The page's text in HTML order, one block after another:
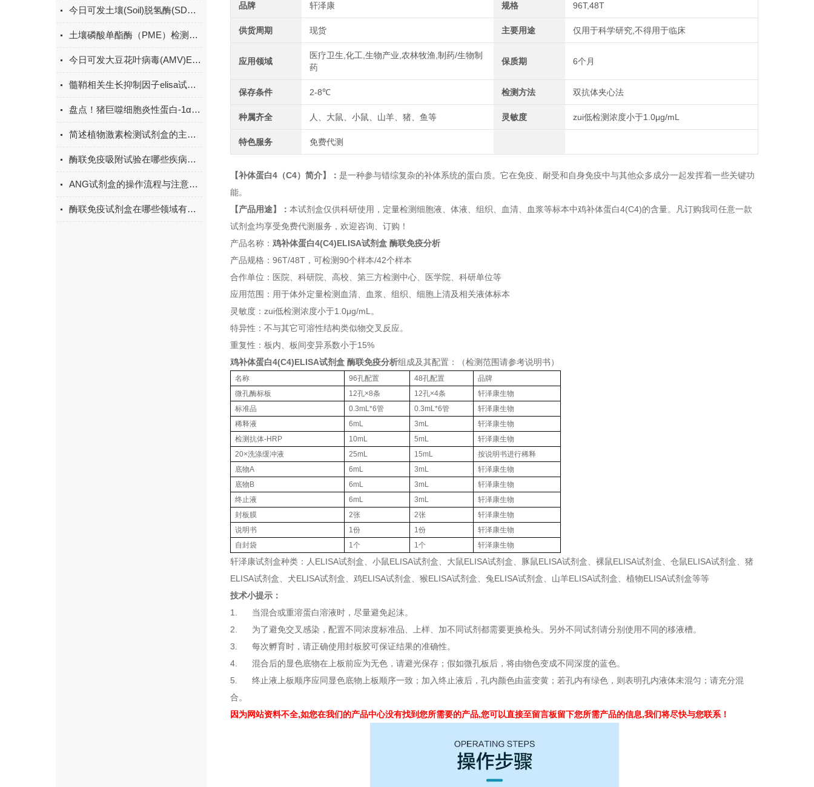
今日可发土壤(Soil)脱氢酶(SDHA)ELISA检测试剂盒＠科研
土壤磷酸单酯酶（PME）检测试剂盒现货
今日可发大豆花叶病毒(AMV)ELISA试剂盒＠科研
髓鞘相关生长抑制因子elisa试剂盒原理
盘点！猪巨噬细胞炎性蛋白-1α(MIP-1α)elisa试剂盒应用详解
简述植物激素检测试剂盒的主要用途
酶联免疫吸附试验在哪些疾病诊断中具有重要的应用价值？
ANG试剂盒的操作流程与注意事项
酶联免疫试剂盒在哪些领域有广泛应用？
品牌 轩泽康 规格 96T,48T
供货周期 现货 主要用途 仅用于科学研究,不得用于临床
应用领域
医疗卫生,化工,生物产业,农林牧渔,制药/生物制
药
保质期 6个月
保存条件 2-8℃ 检测方法 双抗体夹心法
种属齐全 人、大鼠、小鼠、山羊、猪、鱼等 灵敏度 zui低检测浓度小于1.0μg/mL
特色服务 免费代测
【补体蛋白4（C4）简介】： 是一种参与错综复杂的补体系统的蛋白质。它在免疫、耐受和自身免疫中与其他众多成分一起发挥着一些关键功
能。
【产品用途】： 本试剂盒仅供科研使用，定量检测细胞液、体液、组织、血清、血浆等标本中鸡补体蛋白4(C4)的含量。凡订购我司任意一款
试剂盒均享受免费代测服务，欢迎咨询、订购！
产品名称： 鸡补体蛋白4(C4)ELISA试剂盒 酶联免疫分析
产品规格：96T/48T，可检测90个样本/42个样本
合作单位：医院、科研院、高校、第三方检测中心、医学院、科研单位等
应用范围：用于体外定量检测血清、血浆、组织、细胞上清及相关液体标本
灵敏度：zui低检测浓度小于1.0μg/mL。
特异性：不与其它可溶性结构类似物交叉反应。
重复性：板内、板间变异系数小于15%
鸡补体蛋白4(C4)ELISA试剂盒 酶联免疫分析组成及其配置：（检测范围请参考说明书）
名称 96孔配置 48孔配置
品牌
微孔酶标板
12孔×8条 12孔×4条
轩泽康生物
标准品
0.3mL*6管 0.3mL*6管
轩泽康生物
稀释液
6mL 3mL
轩泽康生物
检测抗体-HRP
10mL 5mL
轩泽康生物
20×洗涤缓冲液
25mL 15mL
按说明书进行稀释
底物A
6mL 3mL
轩泽康生物
底物B
6mL 3mL
轩泽康生物
终止液
6mL 3mL
轩泽康生物
封板膜
2张 2张
轩泽康生物
说明书
1份 1份
轩泽康生物
自封袋
1个 1个 轩泽康生物
轩泽康试剂盒种类：人ELISA试剂盒、小鼠ELISA试剂盒、大鼠ELISA试剂盒、豚鼠ELISA试剂盒、裸鼠ELISA试剂盒、仓鼠ELISA试剂盒、猪
ELISA试剂盒、犬ELISA试剂盒、鸡ELISA试剂盒、猴ELISA试剂盒、兔ELISA试剂盒、山羊ELISA试剂盒、植物ELISA试剂盒等等
技术小提示：
1. 当混合或重溶蛋白溶液时，尽量避免起沫。
2. 为了避免交叉感染，配置不同浓度标准品、上样、加不同试剂都需要更换枪头。另外不同试剂请分别使用不同的移液槽。
3. 每次孵育时，请正确使用封板胶可保证结果的准确性。
4. 混合后的显色底物在上板前应为无色，请避光保存；假如微孔板后，将由物色变成不同深度的蓝色。
5. 终止液上板顺序应同显色底物上板顺序一致；加入终止液后，孔内颜色由蓝变黄；若孔内有绿色，则表明孔内液体未混匀；请充分混
合。
因为网站资料不全,如您在我们的产品中心没有找到您所需要的产品,您可以直接至留言板留下您所需产品的信息,我们将尽快与您联系！